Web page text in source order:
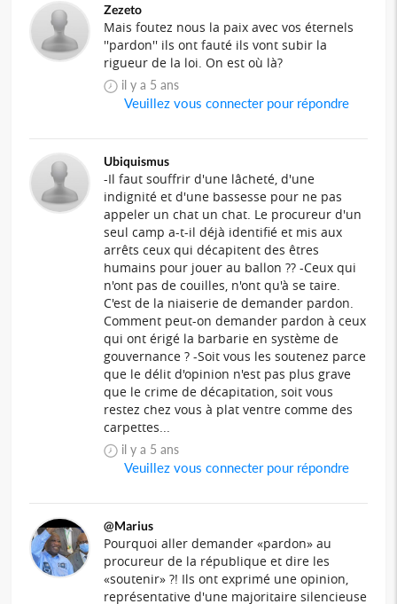
Zezeto
Mais foutez nous la paix avec vos éternels
''pardon'' ils ont fauté ils vont subir la
rigueur de la loi. On est où là?
il y a 5 ans
Veuillez vous connecter pour répondre
Ubiquismus
-Il faut souffrir d'une lâcheté, d'une
indignité et d'une bassesse pour ne pas
appeler un chat un chat. Le procureur d'un
seul camp a-t-il déjà identifié et mis aux
arrêts ceux qui décapitent des êtres
humains pour jouer au ballon ?? -Ceux qui
n'ont pas de couilles, n'ont qu'à se taire.
C'est de la niaiserie de demander pardon.
Comment peut-on demander pardon à ceux
qui ont érigé la barbarie en système de
gouvernance ? -Soit vous les soutenez parce
que le délit d'opinion n'est pas plus grave
que le crime de décapitation, soit vous
restez chez vous à plat ventre comme des
carpettes...
il y a 5 ans
Veuillez vous connecter pour répondre
@Marius
Pourquoi aller demander «pardon» au
procureur de la république et dire les
«soutenir» ?! Ils ont exprimé une opinion,
représentative d'une majoritaire silencieuse